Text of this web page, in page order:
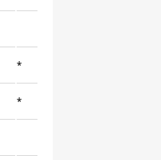
*
*